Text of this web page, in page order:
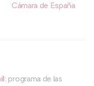
Cámara de España
programa de las